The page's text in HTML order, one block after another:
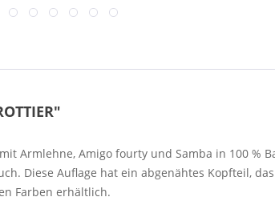
mit Armlehne, Amigo fourty und Samba in 100
Diese Auflage hat ein abgenähtes Kopfteil,
Farben erhältlich.